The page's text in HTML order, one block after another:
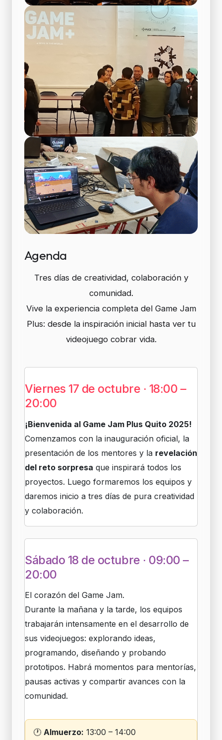
Agenda
Tres días de creatividad, colaboración y
comunidad.
Vive la experiencia completa del Game Jam
Plus: desde la inspiración inicial hasta ver tu
videojuego cobrar vida.
Viernes 17 de octubre · 18:00 –
20:00
¡Bienvenida al Game Jam Plus Quito 2025!
Comenzamos con la inauguración oficial, la
presentación de los mentores y la revelación
del reto sorpresa que inspirará todos los
proyectos. Luego formaremos los equipos y
daremos inicio a tres días de pura creatividad
y colaboración.
Sábado 18 de octubre · 09:00 –
20:00
El corazón del Game Jam.
Durante la mañana y la tarde, los equipos
trabajarán intensamente en el desarrollo de
sus videojuegos: explorando ideas,
programando, diseñando y probando
prototipos. Habrá momentos para mentorías,
pausas activas y compartir avances con la
comunidad.
🕐 Almuerzo: 13:00 – 14:00